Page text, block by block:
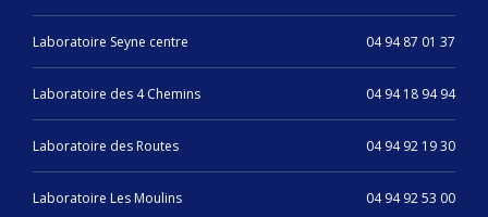
Laboratoire Seyne centre 04 94 87 01 37
Laboratoire des 4 Chemins 04 94 18 94 94
Laboratoire des Routes 04 94 92 19 30
Laboratoire Les Moulins 04 94 92 53 00